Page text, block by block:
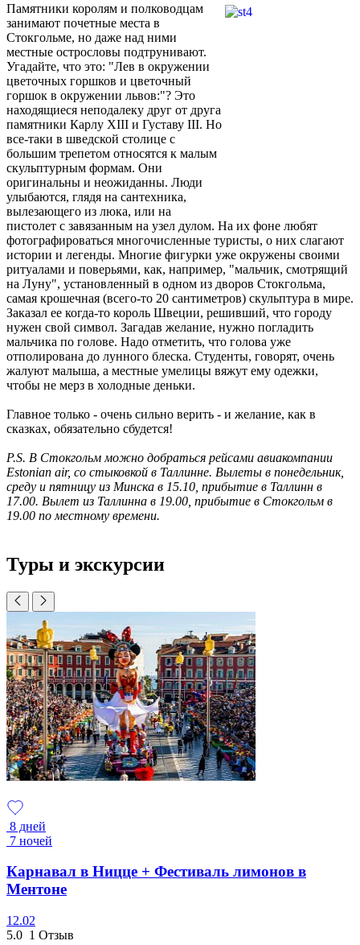
Памятники королям и полководцам
занимают почетные места в
Стокгольме, но даже над ними
местные острословы подтрунивают.
Угадайте, что это: "Лев в окружении
цветочных горшков и цветочный
горшок в окружении львов:"? Это
находящиеся неподалеку друг от друга
памятники Карлу XIII и Густаву III. Но
все-таки в шведской столице с
большим трепетом относятся к малым
скульптурным формам. Они
оригинальны и неожиданны. Люди
улыбаются, глядя на сантехника,
вылезающего из люка, или на
пистолет с завязанным на узел дулом. На их фоне любят
фотографироваться многочисленные туристы, о них слагают
истории и легенды. Многие фигурки уже окружены своими
ритуалами и поверьями, как, например, "мальчик, смотрящий
на Луну", установленный в одном из дворов Стокгольма,
самая крошечная (всего-то 20 сантиметров) скульптура в мире.
Заказал ее когда-то король Швеции, решивший, что городу
нужен свой символ. Загадав желание, нужно погладить
мальчика по голове. Надо отметить, что голова уже
отполирована до лунного блеска. Студенты, говорят, очень
жалуют малыша, а местные умелицы вяжут ему одежки,
чтобы не мерз в холодные деньки.
Главное только - очень сильно верить - и желание, как в
сказках, обязательно сбудется!
P.S. В Стокгольм можно добраться рейсами авиакомпании
Estonian air, со стыковкой в Таллинне. Вылеты в понедельник,
среду и пятницу из Минска в 15.10, прибытие в Таллинн в
17.00. Вылет из Таллинна в 19.00, прибытие в Стокгольм в
19.00 по местному времени.
Туры и экскурсии
8 дней
7 ночей
Карнавал в Ницце + Фестиваль лимонов в
Ментоне
12.02
5.0 1 Отзыв